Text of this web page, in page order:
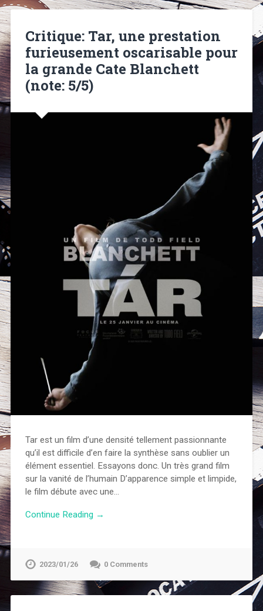
Critique: Tar, une prestation
furieusement oscarisable pour
la grande Cate Blanchett
(note: 5/5)
Tar est un film d’une densité tellement passionnante
qu’il est difficile d’en faire la synthèse sans oublier un
élément essentiel. Essayons donc. Un très grand film
sur la vanité de l’humain D’apparence simple et limpide,
le film débute avec une…
Continue Reading →
2023/01/26 0 Comments